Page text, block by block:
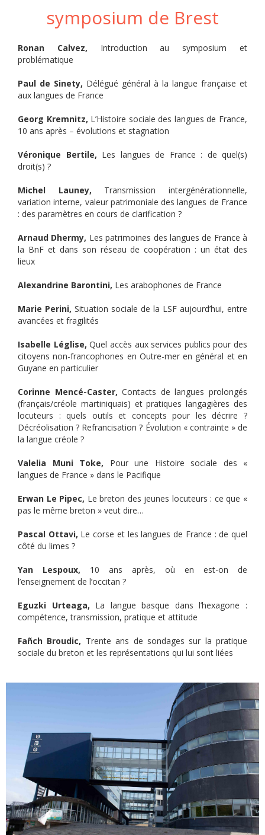
symposium de Brest
Ronan Calvez, Introduction au symposium et
problématique
Paul de Sinety, Délégué général à la langue française et
aux langues de France
Georg Kremnitz, L’Histoire sociale des langues de France,
10 ans après – évolutions et stagnation
Véronique Bertile, Les langues de France : de quel(s)
droit(s) ?
Michel Launey, Transmission intergénérationnelle,
variation interne, valeur patrimoniale des langues de France
: des paramètres en cours de clarification ?
Arnaud Dhermy, Les patrimoines des langues de France à
la BnF et dans son réseau de coopération : un état des
lieux
Alexandrine Barontini, Les arabophones de France
Marie Perini, Situation sociale de la LSF aujourd’hui, entre
avancées et fragilités
Isabelle Léglise, Quel accès aux services publics pour des
citoyens non-francophones en Outre-mer en général et en
Guyane en particulier
Corinne Mencé-Caster, Contacts de langues prolongés
(français/créole martiniquais) et pratiques langagières des
locuteurs : quels outils et concepts pour les décrire ?
Décréolisation ? Refrancisation ? Évolution « contrainte » de
la langue créole ?
Valelia Muni Toke, Pour une Histoire sociale des «
langues de France » dans le Pacifique
Erwan Le Pipec, Le breton des jeunes locuteurs : ce que «
pas le même breton » veut dire…
Pascal Ottavi, Le corse et les langues de France : de quel
côté du limes ?
Yan Lespoux, 10 ans après, où en est-on de
l’enseignement de l’occitan ?
Eguzki Urteaga, La langue basque dans l’hexagone :
compétence, transmission, pratique et attitude
Fañch Broudic, Trente ans de sondages sur la pratique
sociale du breton et les représentations qui lui sont liées